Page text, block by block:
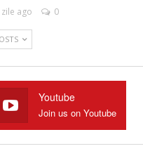
ago 0
Youtube
Join us on Youtube